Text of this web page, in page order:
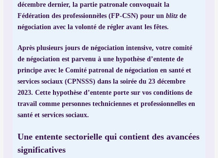
décembre dernier, la partie patronale convoquait la
Fédération des professionnèles (FP-CSN) pour unblitzde
négociation avec la volonté de régler avant les fêtes.
Après plusieurs jours de négociation intensive, votre comité
de négociation est parvenu à unehypothèse d’entente de
principe avec le Comité patronal de négociation en santé et
services sociaux (CPNSSS) dans la soirée du 23 décembre
2023. Cette hypothèse d’entente porte sur vos conditions de
travail comme personnes techniciennes et professionnelles en
santé et services sociaux.
Une entente sectorielle qui contient des avancées
significatives